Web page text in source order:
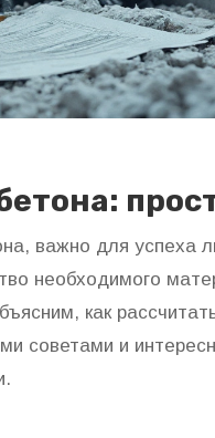
важно для успеха
необходимого
как
советами и